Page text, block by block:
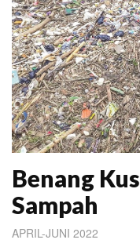
Benang
Sampah
APRIL-JUNI 2022